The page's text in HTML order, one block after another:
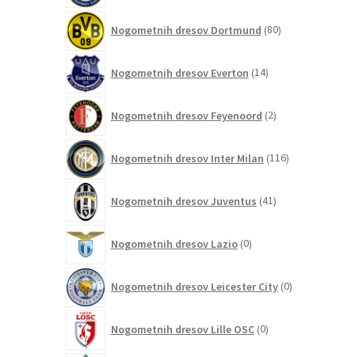
Nogometnih dresov Dortmund 80izdelkov
Nogometnih dresov Everton 14izdelkov
Nogometnih dresov Feyenoord 2izdelka
Nogometnih dresov Inter Milan 116izdelkov
Nogometnih dresov Juventus 41izdelkov
Nogometnih dresov Lazio 0izdelkov
Nogometnih dresov Leicester City 0izdelkov
Nogometnih dresov Lille OSC 0izdelkov